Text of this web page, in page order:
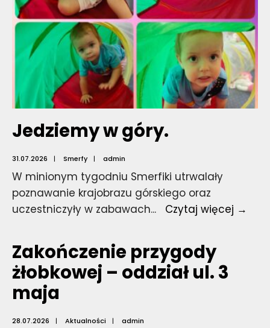
Jedziemy w góry.
31.07.2026 | Smerfy | admin
W minionym tygodniu Smerfiki utrwalały
poznawanie krajobrazu górskiego oraz
uczestniczyły w zabawach... Czytaj więcej →
Zakończenie przygody
żłobkowej – oddział ul. 3
maja
28.07.2026 | Aktualności | admin